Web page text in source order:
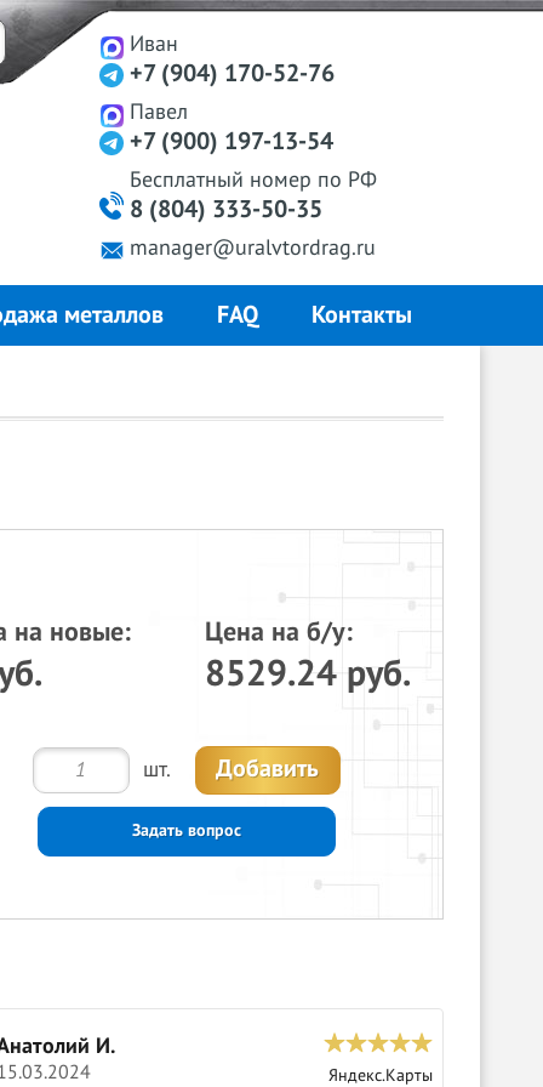
Иван
+7 (904) 170-52-76
Павел
+7 (900) 197-13-54
Бесплатный номер по РФ
8 (804) 333-50-35
manager@uralvtordrag.ru
металлов FAQ Контакты
на новые: Цена на б/у:
8529.24 руб.
шт. Добавить
Задать вопрос
И.
Яндекс.Карты